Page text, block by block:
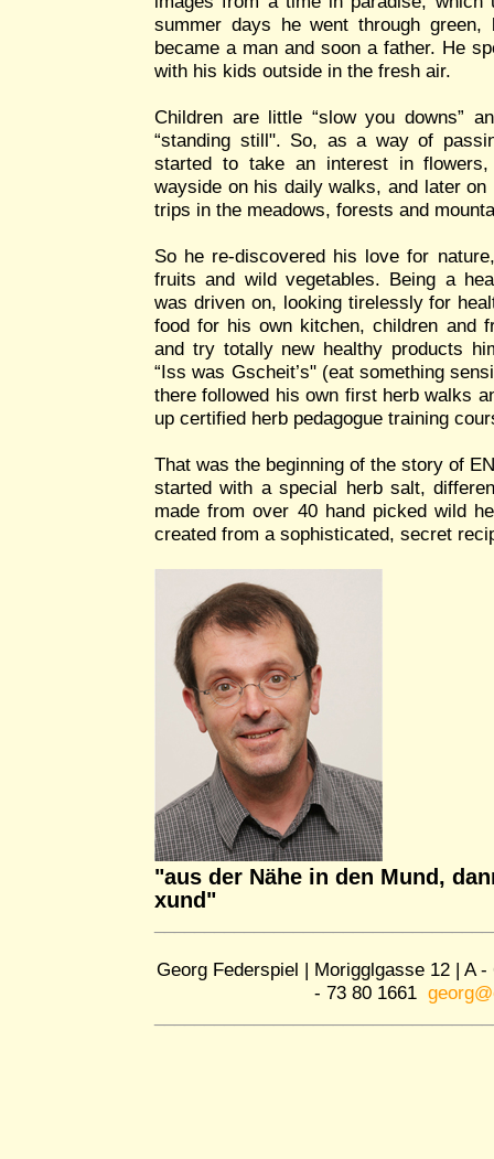
summer days he went through green,
became a man and soon a father. He
with his kids outside in the fresh air.
Children are little “slow you downs”
“standing still". So, as a way of
started to take an interest in
wayside on his daily walks, and later
trips in the meadows, forests and
So he re-discovered his love for
fruits and wild vegetables. Being a
was driven on, looking tirelessly for
food for his own kitchen, children and
and try totally new healthy products
“Iss was Gscheit’s" (eat something
there followed his own first herb walks
up certified herb pedagogue training
That was the beginning of the story of
started with a special herb salt,
made from over 40 hand picked wild
created from a sophisticated, secret
"aus der Nähe in den Mund,
xund"
Georg Federspiel | Morigglgasse 12 | A
- 73 80 1661